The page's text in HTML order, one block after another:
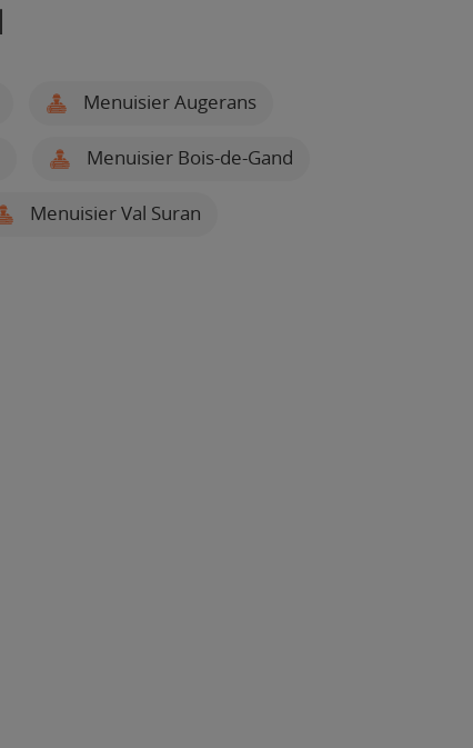
Menuisier Augerans
Menuisier Bois-de-Gand
Menuisier Val Suran